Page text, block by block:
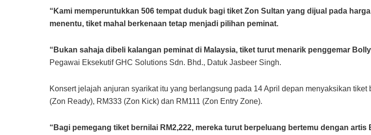
“Kami memperuntukkan 506 tempat duduk bagi tiket Zon Sultan yang dijual pada
menentu, tiket mahal berkenaan tetap menjadi pilihan peminat.
“Bukan sahaja dibeli kalangan peminat di Malaysia, tiket turut menarik penggemar
Pegawai Eksekutif GHC Solutions Sdn. Bhd., Datuk Jasbeer Singh.
Konsert jelajah anjuran syarikat itu yang berlangsung pada 14 April depan menyaksikan
(Zon Ready), RM333 (Zon Kick) dan RM111 (Zon Entry Zone).
“Bagi pemegang tiket bernilai RM2,222, mereka turut berpeluang bertemu dengan